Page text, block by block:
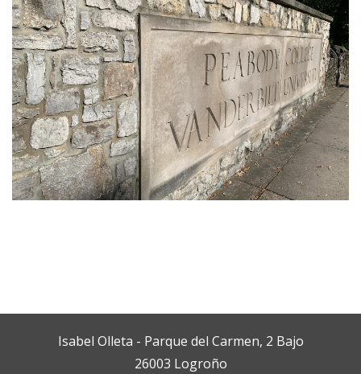
Isabel Olleta - Parque del Carmen, 2 Bajo
26003 Logroño